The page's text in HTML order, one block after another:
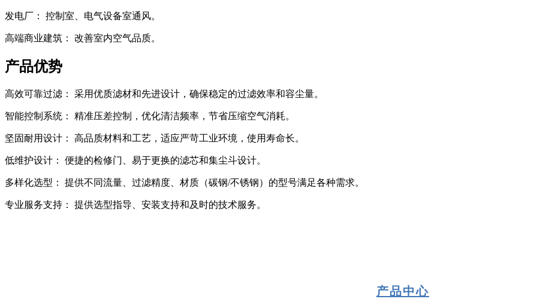
发电厂： 控制室、电气设备室通风。
高端商业建筑： 改善室内空气品质。
产品优势
高效可靠过滤： 采用优质滤材和先进设计，确保稳定的过滤效率和容尘量。
智能控制系统： 精准压差控制，优化清洁频率，节省压缩空气消耗。
坚固耐用设计： 高品质材料和工艺，适应严苛工业环境，使用寿命长。
低维护设计： 便捷的检修门、易于更换的滤芯和集尘斗设计。
多样化选型： 提供不同流量、过滤精度、材质（碳钢/不锈钢）的型号满足各种需求。
专业服务支持： 提供选型指导、安装支持和及时的技术服务。
产品中心